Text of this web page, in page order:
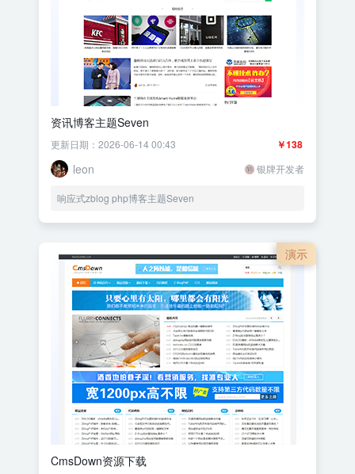
资讯博客主题Seven
￥138
更新日期：2026-06-14 00:43
leon 银牌开发者
响应式zblog php博客主题Seven
演示
CmsDown资源下载